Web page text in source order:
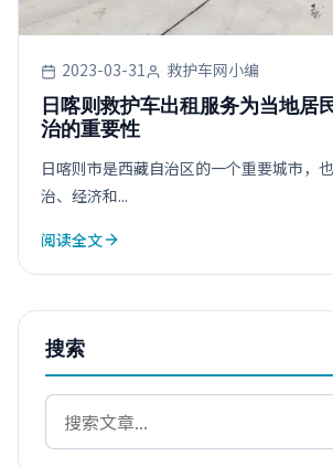
2023-03-31 救护车网小编
日喀则救护车出租服务为当地居
治的重要性
日喀则市是西藏自治区的一个重要城市，
治、经济和...
阅读全文
搜索